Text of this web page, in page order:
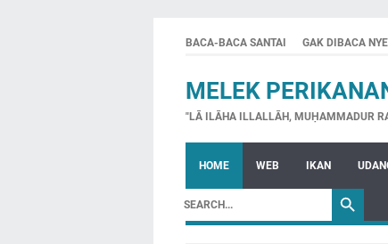
BACA-BACA SANTAI GAK DIBACA
MELEK
"LĀ ILĀHA ILLALLĀH, MUḤAMMADUR
HOME WEB IKAN